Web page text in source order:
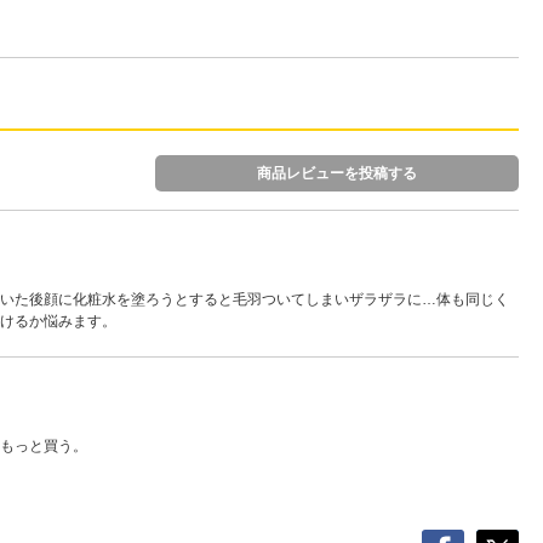
商品レビューを投稿する
た後顔に化粧水を塗ろうとすると毛羽ついてしまいザラザラに…体も同じく
るか悩みます。
っと買う。